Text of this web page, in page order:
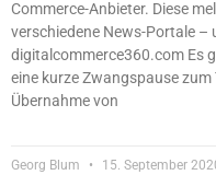
Commerce-Anbieter. Diese
verschiedene News-Portale –
digitalcommerce360.com Es
eine kurze Zwangspause zum
Übernahme von
Georg Blum 15. September